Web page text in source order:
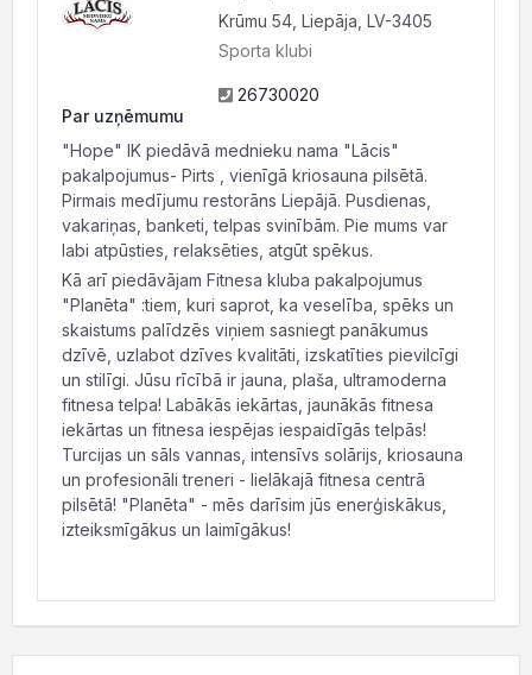
Krūmu 54, Liepāja, LV-3405
Sporta klubi
26730020
Par uzņēmumu
"Hope" IK piedāvā mednieku nama "Lācis"
pakalpojumus- Pirts , vienīgā kriosauna pilsētā.
Pirmais medījumu restorāns Liepājā. Pusdienas,
vakariņas, banketi, telpas svinībām. Pie mums var
labi atpūsties, relaksēties, atgūt spēkus.
Kā arī piedāvājam Fitnesa kluba pakalpojumus
"Planēta" :tiem, kuri saprot, ka veselība, spēks un
skaistums palīdzēs viņiem sasniegt panākumus
dzīvē, uzlabot dzīves kvalitāti, izskatīties pievilcīgi
un stilīgi. Jūsu rīcībā ir jauna, plaša, ultramoderna
fitnesa telpa! Labākās iekārtas, jaunākās fitnesa
iekārtas un fitnesa iespējas iespaidīgās telpās!
Turcijas un sāls vannas, intensīvs solārijs, kriosauna
un profesionāli treneri - lielākajā fitnesa centrā
pilsētā! "Planēta" - mēs darīsim jūs enerģiskākus,
izteiksmīgākus un laimīgākus!